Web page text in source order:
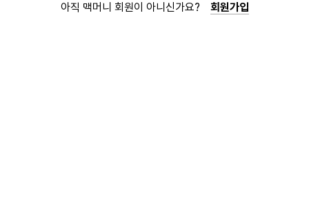
아직 맥머니 회원이 아니신가요? 회원가입